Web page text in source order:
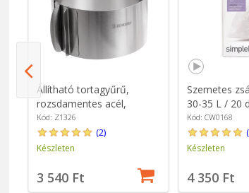
Állítható tortagyűrű,
rozsdamentes acél,
16/30x8,5cm - Zokura
Kód: Z1326
(2)
Készleten
3 540 Ft
Szemetes
30-35 L / 20
simplehuman
Kód: CW0168
Készleten
4 350 Ft